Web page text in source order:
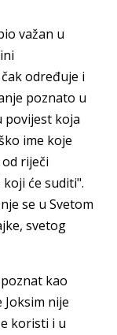
važan u
određuje i
poznato u
povijest koja
ime koje
riječi
će suditi".
se u Svetom
svetog
kao
nije
koristi i u